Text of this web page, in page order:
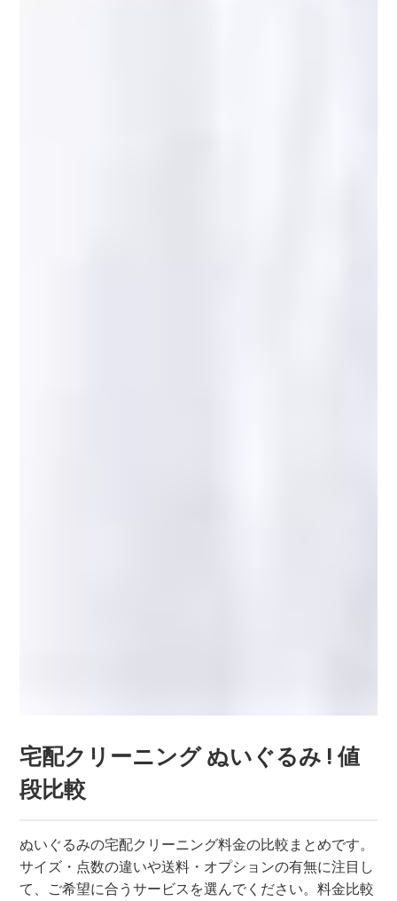
宅配クリーニング ぬいぐるみ ! 値
段比較
ぬいぐるみの宅配クリーニング料金の比較まとめです。
サイズ・点数の違いや送料・オプションの有無に注目し
て、ご希望に合うサービスを選んでください。料金比較